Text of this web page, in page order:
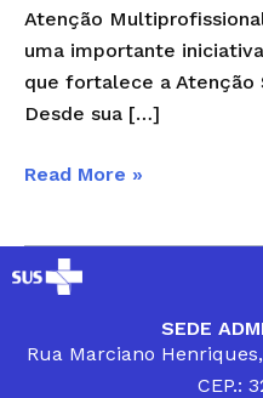
Atenção
uma importante
que fortalece a Atenção
Desde sua […]
Read More »
SEDE
Rua Marciano
CEP.: